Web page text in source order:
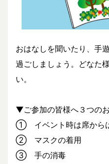
おはなしを聞いたり、手
過ごしましょう。どなた
い。
▼ご参加の皆様へ３つの
① イベント時は席から
② マスクの着用
③ 手の消毒